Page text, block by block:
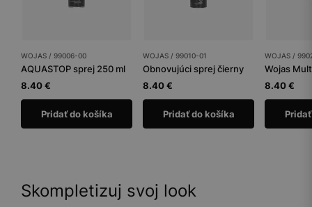
WOJAS / 99006-00
AQUASTOP sprej 250 ml
8.40 €
Pridať do košíka
WOJAS / 99010-01
Obnovujúci sprej čierny
8.40 €
Pridať do košíka
WOJAS /
Wojas
8.40 €
Skompletizuj svoj look